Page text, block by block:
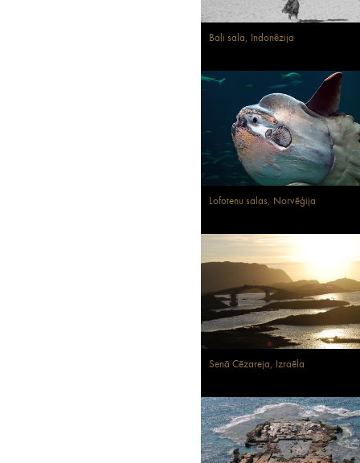
Bali sala, Indonēzija
Lofotenu salas, Norvēģija
Senā Cēzareja, Izraēla